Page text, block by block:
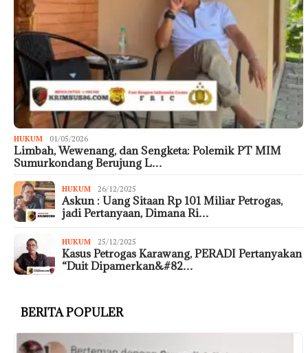
HUKUM 01/05/2026
Limbah, Wewenang, dan Sengketa: Polemik PT MIM
Sumurkondang Berujung L…
HUKUM 26/12/2025
Askun : Uang Sitaan Rp 101 Miliar Petrogas,
jadi Pertanyaan, Dimana Ri…
HUKUM 25/12/2025
Kasus Petrogas Karawang, PERADI Pertanyakan
“Duit Dipamerkan&#82…
BERITA POPULER